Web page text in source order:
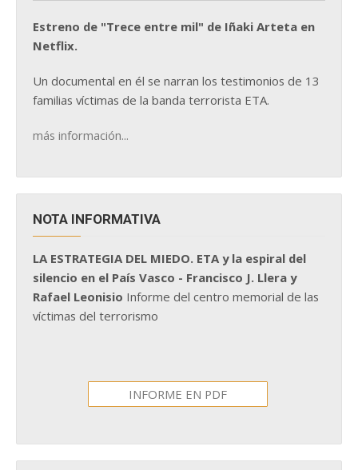
Estreno de "Trece entre mil" de Iñaki Arteta en
Netflix.
Un documental en él se narran los testimonios de 13
familias víctimas de la banda terrorista ETA.
más información...
NOTA INFORMATIVA
LA ESTRATEGIA DEL MIEDO. ETA y la espiral del
silencio en el País Vasco - Francisco J. Llera y
Rafael Leonisio Informe del centro memorial de las
víctimas del terrorismo
INFORME EN PDF